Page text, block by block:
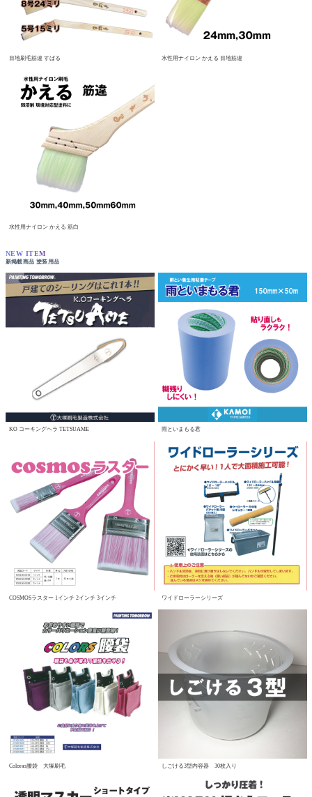
目地刷毛筋違 すばる 水性用ナイロン かえる 目地筋違
水性用ナイロン かえる 筋白
NEW ITEM
新掲載商品 塗装用品
KO コーキングヘラ TETSUAME 雨といまもる君
COSMOSラスター 1インチ 2インチ 3インチ ワイドローラーシリーズ
Coloras腰袋 大塚刷毛 しごける3型内容器 30枚入り